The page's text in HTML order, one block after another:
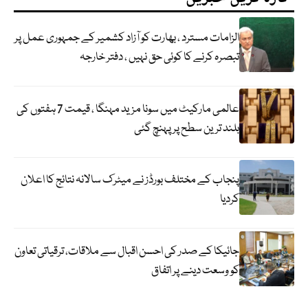
الزامات مسترد ، بھارت کو آزاد کشمیر کے جمہوری عمل پر
تبصرہ کرنے کا کوئی حق نہیں ، دفتر خارجہ
عالمی مارکیٹ میں سونا مزید مہنگا ، قیمت 7 ہفتوں کی
بلند ترین سطح پر پہنچ گئی
پنجاب کے مختلف بورڈز نے میٹرک سالانہ نتائج کا اعلان
کردیا
جائیکا کے صدر کی احسن اقبال سے ملاقات، ترقیاتی تعاون
کو وسعت دینے پر اتفاق